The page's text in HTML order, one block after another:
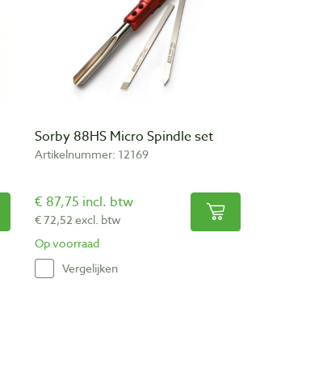
Sorby 88HS Micro Spindle set
Artikelnummer: 12169
€ 87,75 incl. btw
€ 72,52 excl. btw
Op voorraad
Vergelijken